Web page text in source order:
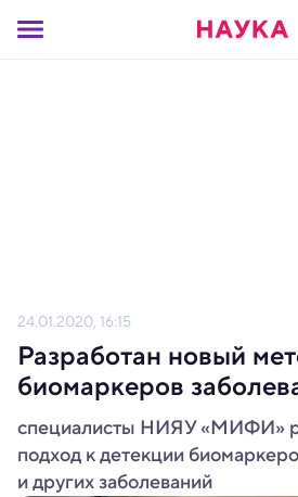
24.01.2020, 16:15
Разработан новый
биомаркеров
специалисты НИЯУ «МИФИ»
подход к детекции
и других заболеваний